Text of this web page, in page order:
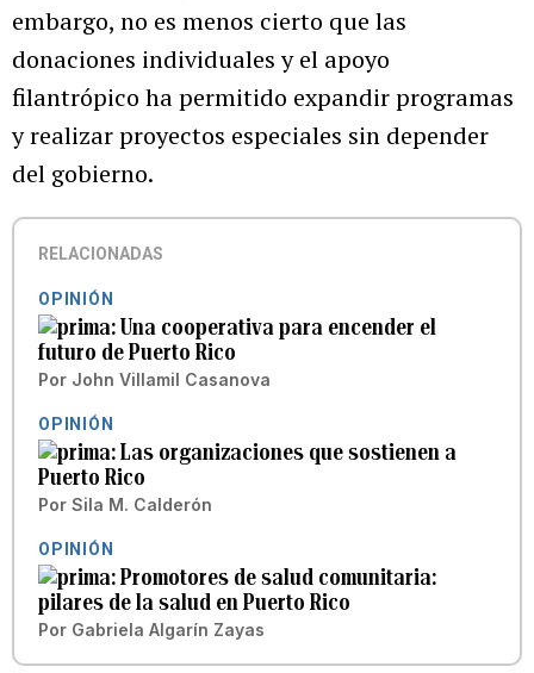
embargo, no es menos cierto que las
donaciones individuales y el apoyo
filantrópico ha permitido expandir programas
y realizar proyectos especiales sin depender
del gobierno.
RELACIONADAS
OPINIÓN
Una cooperativa para encender el
futuro de Puerto Rico
Por John Villamil Casanova
OPINIÓN
Las organizaciones que sostienen a
Puerto Rico
Por Sila M. Calderón
OPINIÓN
Promotores de salud comunitaria:
pilares de la salud en Puerto Rico
Por Gabriela Algarín Zayas